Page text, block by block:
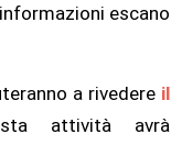
escano
a rivedere il
attività avrà